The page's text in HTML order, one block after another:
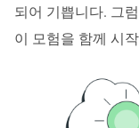
되어 기쁩니다. 그
이 모험을 함께 시